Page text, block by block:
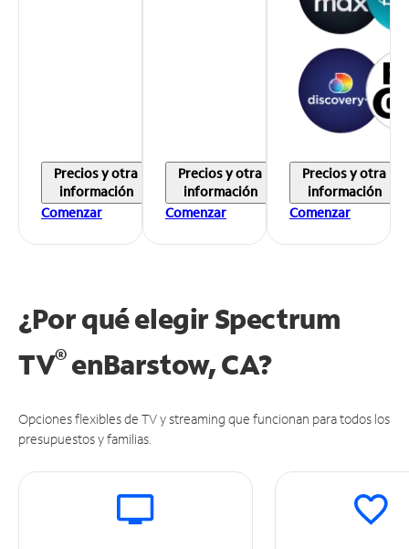
Precios y otra
información
Comenzar
Precios y otra
información
Comenzar
Precios y otra
información
Comenzar
¿Por qué elegir Spectrum
TV®enBarstow, CA?
Opciones flexibles de TV y streaming que funcionan para todos los
presupuestos y familias.